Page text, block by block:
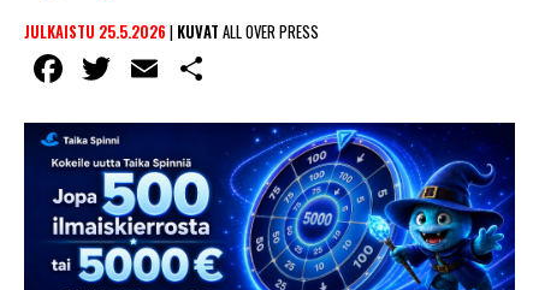
JULKAISTU 25.5.2026 | KUVAT ALL OVER PRESS
Facebook
Twitter
Email